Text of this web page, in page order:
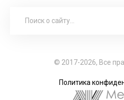
© 2017-2026, Все
Политика